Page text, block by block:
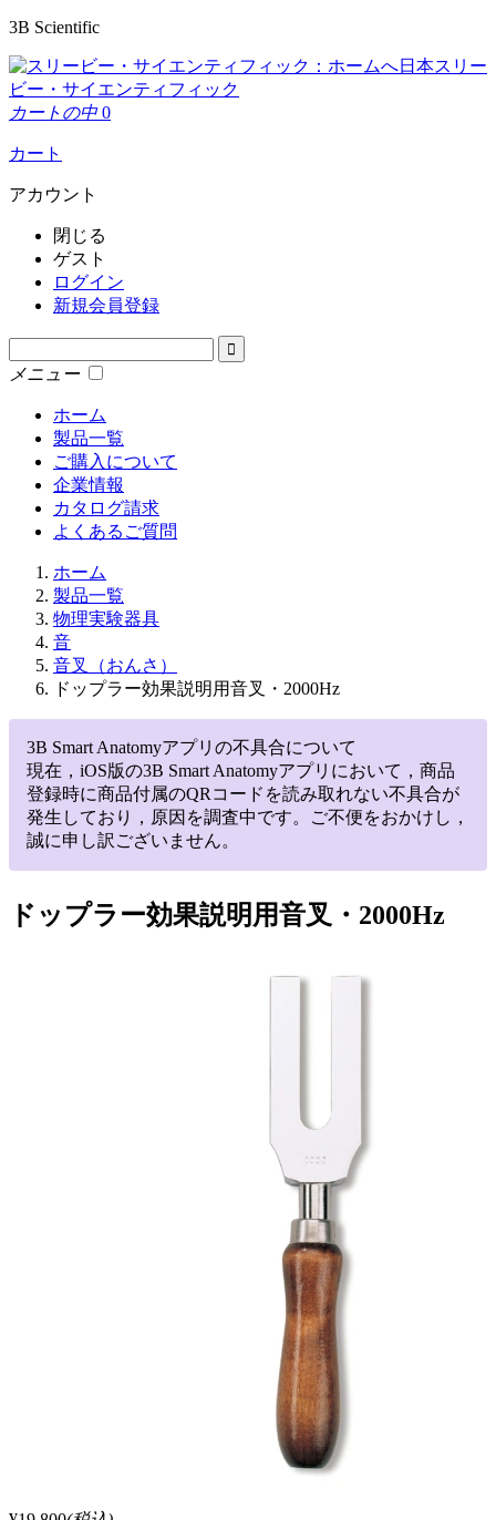
3B Scientific
日本スリー
ビー・サイエンティフィック
カートの中 0
カート
アカウント
閉じる
ゲスト
ログイン
新規会員登録
メニュー
ホーム
製品一覧
ご購入について
企業情報
カタログ請求
よくあるご質問
ホーム
製品一覧
物理実験器具
音
音叉（おんさ）
ドップラー効果説明用音叉・2000Hz
3B Smart Anatomyアプリの不具合について
現在，iOS版の3B Smart Anatomyアプリにおいて，商品
登録時に商品付属のQRコードを読み取れない不具合が
発生しており，原因を調査中です。ご不便をおかけし，
誠に申し訳ございません。
ドップラー効果説明用音叉・2000Hz